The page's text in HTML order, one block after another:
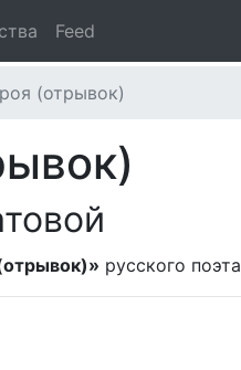
Feed
(отрывок)
русского поэта